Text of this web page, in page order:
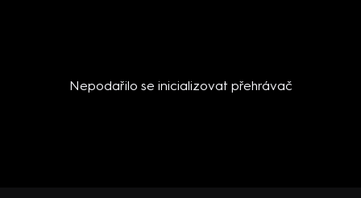
Nepodařilo se inicializovat přehrávač